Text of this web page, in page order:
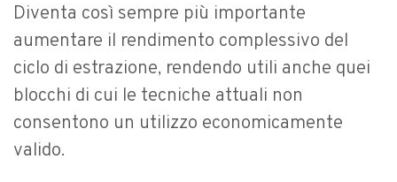
Diventa così sempre più importante
aumentare il rendimento complessivo del
ciclo di estrazione, rendendo utili anche quei
blocchi di cui le tecniche attuali non
consentono un utilizzo economicamente
valido.